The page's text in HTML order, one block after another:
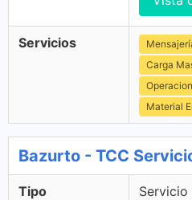
Servicios
Carga
Material
Bazurto - TCC
Tipo